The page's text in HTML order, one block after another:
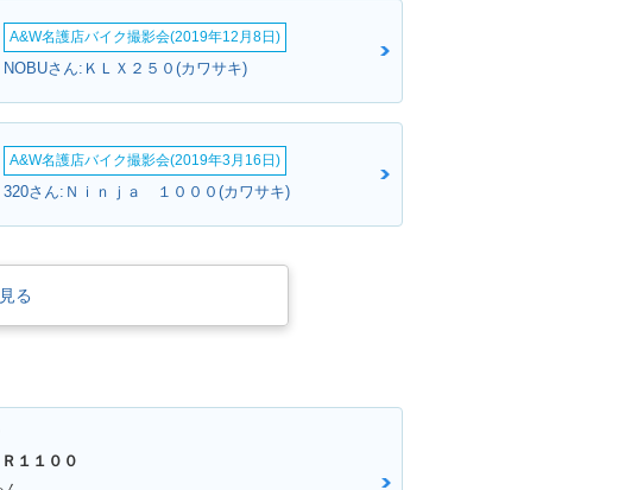
A&W名護店バイク撮影会(2019年12月8日)
NOBUさん:ＫＬＸ２５０(カワサキ)
A&W名護店バイク撮影会(2019年3月16日)
320さん:Ｎｉｎｊａ １０００(カワサキ)
る
１１００